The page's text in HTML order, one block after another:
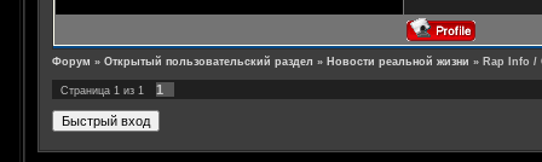
Форум » Открытый пользовательский раздел » Новости реальной жизни » Rap Info /
Страница 1 из 1
1